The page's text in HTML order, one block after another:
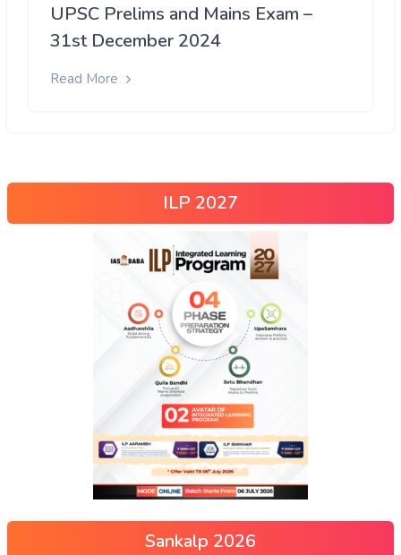
UPSC Prelims and Mains Exam –
31st December 2024
Read More
ILP 2027
Sankalp 2026